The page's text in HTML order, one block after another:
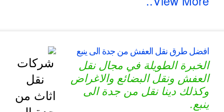
افضل طرق نقل العفش من جدة الى ينبع
الخبرة الطويلة في مجال نقل
العفش ونقل البضائع والاغراض
وكذلك دينا نقل من جدة الى
ينبع.